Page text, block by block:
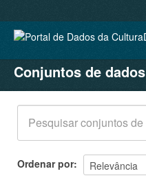
CONJUNTOS DE DADOS
ORGANIZAÇÕES
GRUPOS
SOBRE
Conjuntos de dados
Ordenar por